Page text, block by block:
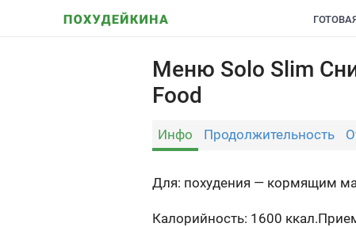
Меню Solo Slim
Food
Инфо Продолжительность
Для: похудения — кормящим
Калорийность: 1600 ккал.